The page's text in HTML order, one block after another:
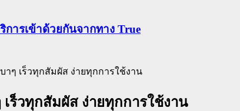
การเข้าด้วยกันจากทาง True
าๆ เร็วทุกสัมผัส ง่ายทุกการใช้งาน
เร็วทุกสัมผัส ง่ายทุกการใช้งาน